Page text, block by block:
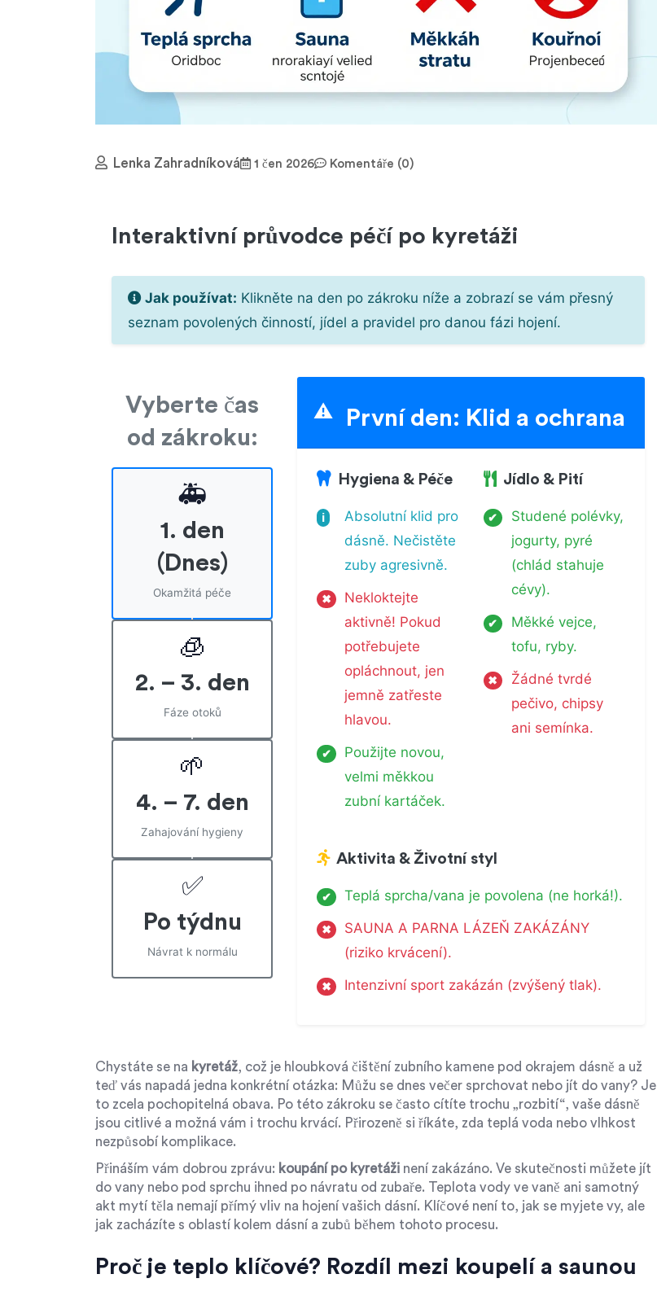
Lenka Zahradníková 1 čen 2026 Komentáře (0)
Interaktivní průvodce péčí po kyretáži
Jak používat: Klikněte na den po zákroku níže a zobrazí se vám přesný
seznam povolených činností, jídel a pravidel pro danou fázi hojení.
Vyberte čas
od zákroku:
🚑
1. den
(Dnes)
Okamžitá péče
🧊
2. – 3. den
Fáze otoků
🌱
4. – 7. den
Zahajování hygieny
✅
Po týdnu
Návrat k normálu
⚠️ První den: Klid a ochrana
Hygiena & Péče
ℹ
Absolutní klid pro
dásně. Nečistěte
zuby agresivně.
✖
Nekloktejte
aktivně! Pokud
potřebujete
opláchnout, jen
jemně zatřeste
hlavou.
✔
Použijte novou,
velmi měkkou
zubní kartáček.
Jídlo & Pití
✔
Studené polévky,
jogurty, pyré
(chlád stahuje
cévy).
✔
Měkké vejce,
tofu, ryby.
✖
Žádné tvrdé
pečivo, chipsy
ani semínka.
Aktivita & Životní styl
✔ Teplá sprcha/vana je povolena (ne horká!).
✖
SAUNA A PARNA LÁZEŇ ZAKÁZÁNY
(riziko krvácení).
✖ Intenzivní sport zakázán (zvýšený tlak).
Chystáte se na kyretáž, což je hloubková čištění zubního kamene pod okrajem dásně a už
teď vás napadá jedna konkrétní otázka: Můžu se dnes večer sprchovat nebo jít do vany? Je
to zcela pochopitelná obava. Po této zákroku se často cítíte trochu „rozbití“, vaše dásně
jsou citlivé a možná vám i trochu krvácí. Přirozeně si říkáte, zda teplá voda nebo vlhkost
nezpůsobí komplikace.
Přináším vám dobrou zprávu: koupání po kyretáži není zakázáno. Ve skutečnosti můžete jít
do vany nebo pod sprchu ihned po návratu od zubaře. Teplota vody ve vaně ani samotný
akt mytí těla nemají přímý vliv na hojení vašich dásní. Klíčové není to, jak se myjete vy, ale
jak zacházíte s oblastí kolem dásní a zubů během tohoto procesu.
Proč je teplo klíčové? Rozdíl mezi koupelí a saunou